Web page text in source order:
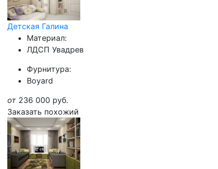
Детская Галина
Материал:
ЛДСП Увадрев
Фурнитура:
Boyard
от 236 000 руб.
Заказать похожий